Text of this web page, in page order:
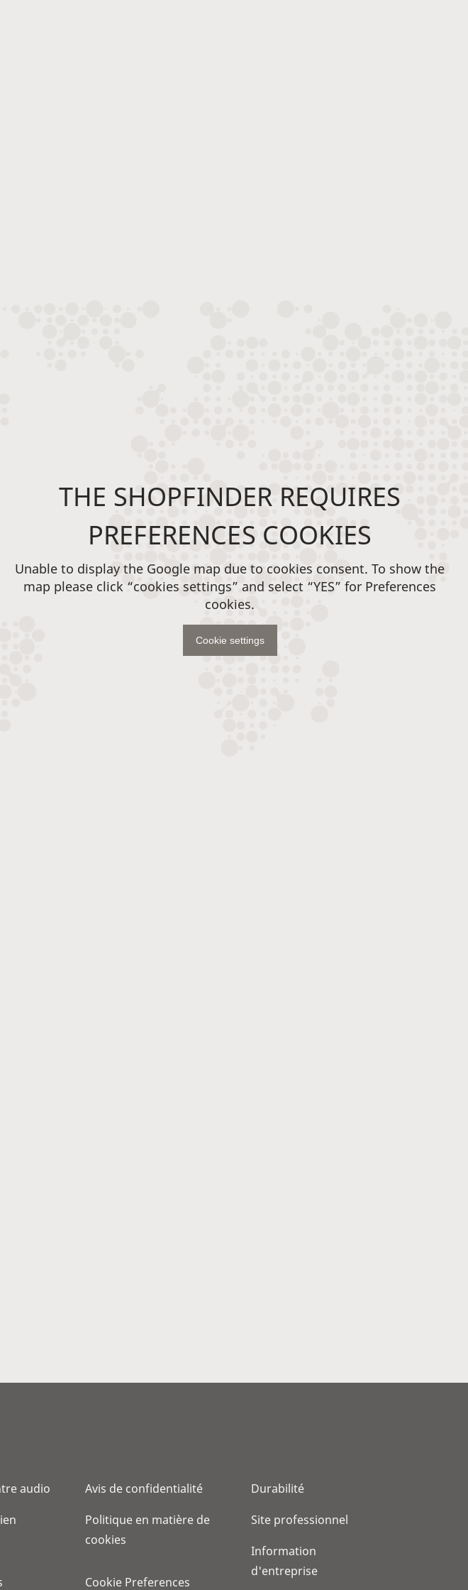
THE SHOPFINDER REQUIRES
PREFERENCES COOKIES
Unable to display the Google map due to cookies consent. To show the
map please click “cookies settings” and select “YES” for Preferences
cookies.
Cookie settings
audio
Avis de confidentialité
Politique en matière de
cookies
Cookie Preferences
Durabilité
Site professionnel
Information
d'entreprise